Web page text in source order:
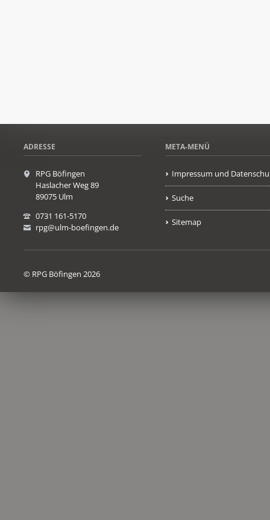
ADRESSE
RPG Böfingen
Haslacher Weg 89
89075 Ulm
0731 161-5170
rpg@ulm-boefingen.de
META-MENÜ
Impressum und
Suche
Sitemap
© RPG Böfingen 2026